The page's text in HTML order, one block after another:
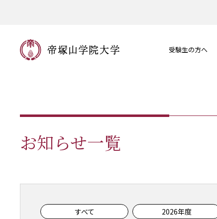
受験生の方へ
お知らせ一覧
すべて 2026年度